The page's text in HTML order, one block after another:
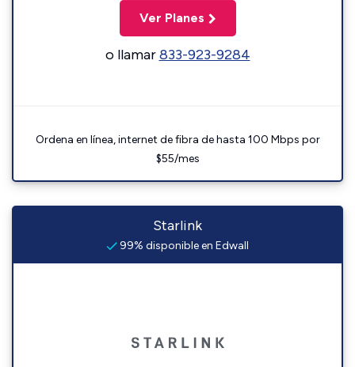
Ver Planes
o llamar833-923-9284
Ordena en línea, internet de fibra de hasta 100 Mbps por
$55/mes
Starlink
99% disponible en Edwall